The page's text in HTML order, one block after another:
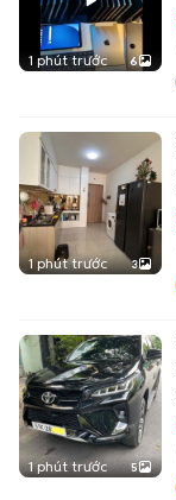
1 phút trước 6
1 phút trước 3
1 phút trước 5